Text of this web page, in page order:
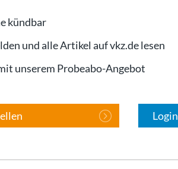
kündbar
und alle Artikel auf vkz.de lesen
unserem Probeabo-Angebot
Login